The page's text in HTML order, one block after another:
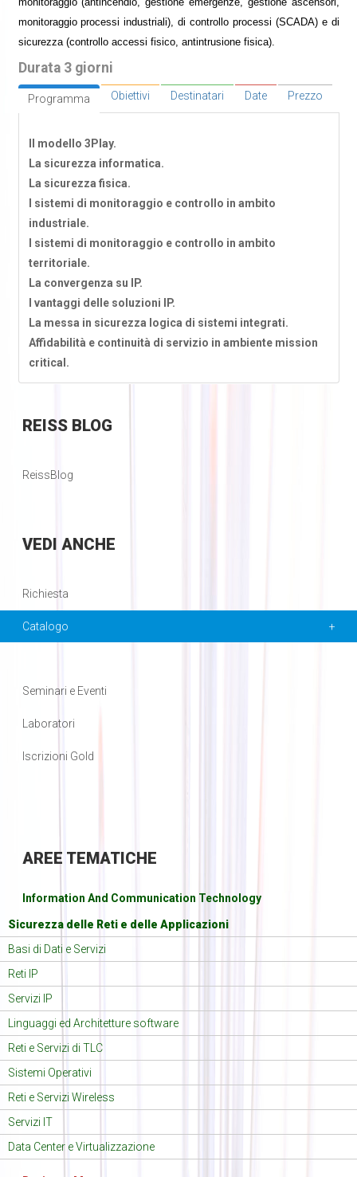
monitoraggio processi industriali), di controllo processi (SCADA) e di
sicurezza (controllo accessi fisico, antintrusione fisica).
Durata 3 giorni
Programma Obiettivi Destinatari Date Prezzo
Il modello 3Play.
La sicurezza informatica.
La sicurezza fisica.
I sistemi di monitoraggio e controllo in ambito
industriale.
I sistemi di monitoraggio e controllo in ambito
territoriale.
La convergenza su IP.
I vantaggi delle soluzioni IP.
La messa in sicurezza logica di sistemi integrati.
Affidabilità e continuità di servizio in ambiente mission
critical.
REISSBLOG
ReissBlog
VEDI ANCHE
Richiesta
Catalogo
Seminari e Eventi
Laboratori
Iscrizioni Gold
AREE TEMATICHE
Information And Communication Technology
Sicurezza delle Reti e delle Applicazioni
Basi di Dati e Servizi
Reti IP
Servizi IP
Linguaggi ed Architetture software
Reti e Servizi di TLC
Sistemi Operativi
Reti e Servizi Wireless
Servizi IT
Data Center e Virtualizzazione